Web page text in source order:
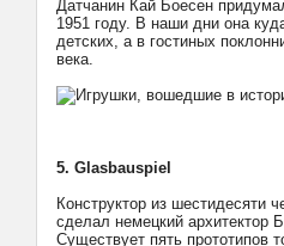
Датчанин Кай Боесен
1951 году. В наши дни она
детских, а в гостиных
века.
5. Glasbauspiel
Конструктор из шестидесяти
сделал немецкий архитектор
Существует пять прототипов